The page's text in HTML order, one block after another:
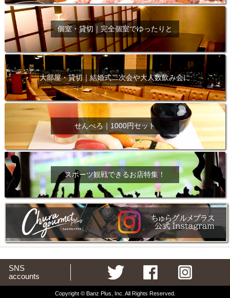
個室・貸切｜完全個室でゆったりと
大部屋・貸切｜結婚式二次会や大人数飲み会に
せんべろ｜1000円セット
スポーツ観戦できるお店特集！
SNS
accounts
Copyright © Banz Plus, Inc. All Rights Reserved.